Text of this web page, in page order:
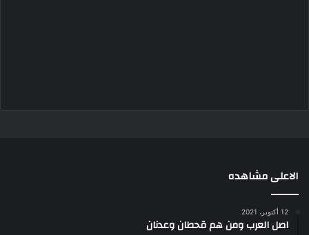
الاعلى مشاهده
12 أكتوبر، 2021
اصل العرب ومن هم قحطان وعدنان